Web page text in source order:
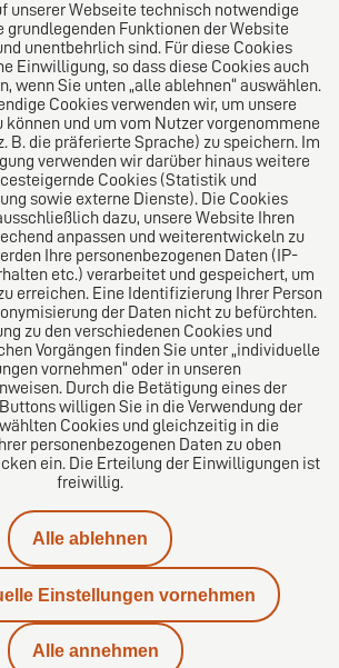
Aus Europa für die
Mittelstand.
Netzwerk
unserer Webseite technisch notwendige
grundlegenden Funktionen der Website
unentbehrlich sind. Für diese Cookies
Einwilligung, so dass diese Cookies auch
wenn Sie unten „alle ablehnen“ auswählen.
Cookies verwenden wir, um unsere
können und um vom Nutzer vorgenommene
B. die präferierte Sprache) zu speichern. Im
verwenden wir darüber hinaus weitere
Cookies (Statistik und
sowie externe Dienste). Die Cookies
dazu, unsere Website Ihren
anpassen und weiterentwickeln zu
Ihre personenbezogenen Daten (IP-
etc.) verarbeitet und gespeichert, um
erreichen. Eine Identifizierung Ihrer Person
der Daten nicht zu befürchten.
zu den verschiedenen Cookies und
Vorgängen finden Sie unter „individuelle
vornehmen“ oder in unseren
Durch die Betätigung eines der
willigen Sie in die Verwendung der
Cookies und gleichzeitig in die
personenbezogenen Daten zu oben
ein. Die Erteilung der Einwilligungen ist
freiwillig.
Alle ablehnen
Einstellungen vornehmen
Alle annehmen